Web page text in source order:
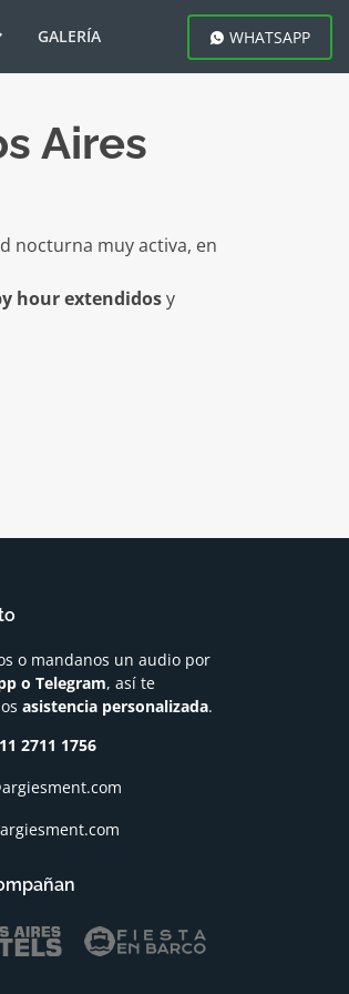
GALERÍA WHATSAPP
Aires
nocturna muy activa, en
hour extendidosy
o mandanos un audio por
o Telegram, así te
asistencia personalizada.
2711 1756